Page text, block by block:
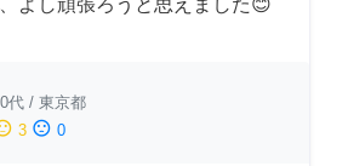
よし頑張ろうと思えました😊
代 / 東京都
3 sentiment_dissatisfied 0